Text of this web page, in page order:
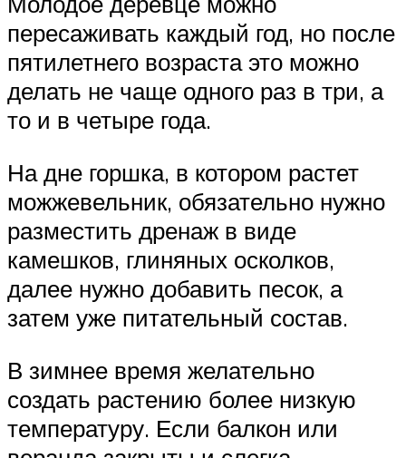
пересаживать каждый год, но после
пятилетнего возраста это можно
делать не чаще одного раз в три, а
то и в четыре года.
На дне горшка, в котором растет
можжевельник, обязательно нужно
разместить дренаж в виде
камешков, глиняных осколков,
далее нужно добавить песок, а
затем уже питательный состав.
В зимнее время желательно
создать растению более низкую
температуру. Если балкон или